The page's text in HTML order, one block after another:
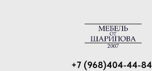
+7 (968)404-44-84